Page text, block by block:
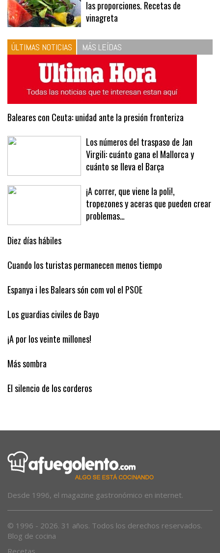
10La vinagreta perfecta: respeta
las proporciones. Recetas de
vinagreta
ÚLTIMAS NOTICIAS MÁS LEÍDAS
Baleares con Ceuta: unidad ante la presión fronteriza
Los números del traspaso de Jan
Virgili: cuánto gana el Mallorca y
cuánto se lleva el Barça
¡A correr, que viene la poli!,
tropezones y aceras que pueden crear
Diez días hábiles
Cuando los turistas permanecen menos tiempo
Espanya i les Balears són com vol el PSOE
Los guardias civiles de Bayo
¡A por los veinte millones!
Más sombra